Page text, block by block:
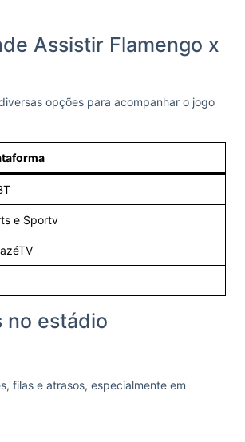
Assistir Flamengo x
opções para acompanhar o jogo
e Sportv
no estádio
filas e atrasos, especialmente em